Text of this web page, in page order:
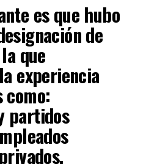
es que hubo
de
que
experiencia
como:
partidos